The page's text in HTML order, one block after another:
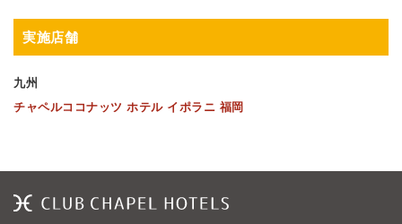
実施店舗
九州
チャペルココナッツ ホテル イポラニ 福岡